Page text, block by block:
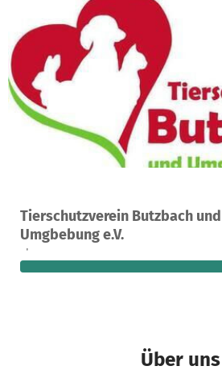
Tierschutzverein Butzbach und
Umgbebung e.V.
Ein Projekt in Butzbach, Deutschland
49
Spenden
Über uns